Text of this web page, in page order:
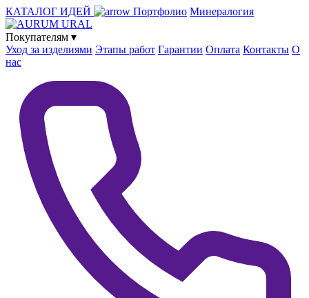
КАТАЛОГ ИДЕЙ Портфолио Минералогия
Покупателям ▾
Уход за изделиями Этапы работ Гарантии Оплата Контакты О
нас